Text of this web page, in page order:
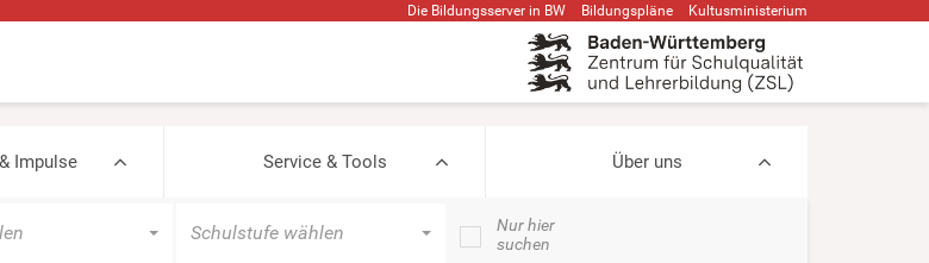
Die Bildungsserver in BW Bildungspläne Kultusministerium
Impulse Service & Tools Über uns
Schulstufe wählen
Nur hier
suchen